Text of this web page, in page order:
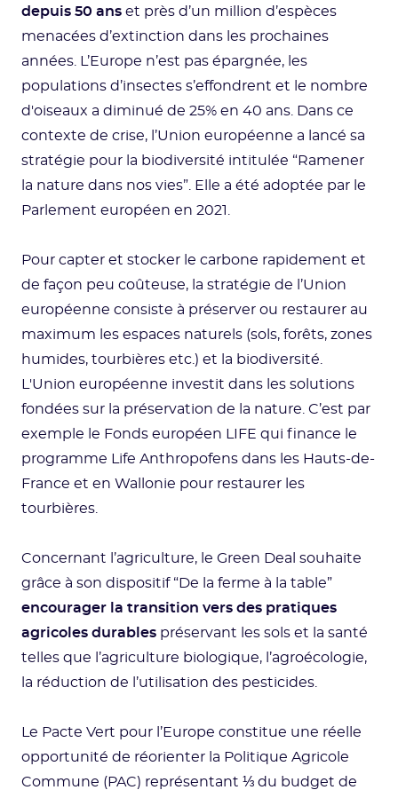
depuis 50 ans et près d’un million d’espèces
menacées d’extinction dans les prochaines
années. L’Europe n’est pas épargnée, les
populations d’insectes s’effondrent et le nombre
d'oiseaux a diminué de 25% en 40 ans. Dans ce
contexte de crise, l’Union européenne a lancé sa
stratégie pour la biodiversité intitulée “Ramener
la nature dans nos vies”. Elle a été adoptée par le
Parlement européen en 2021.
Pour capter et stocker le carbone rapidement et
de façon peu coûteuse, la stratégie de l’Union
européenne consiste à préserver ou restaurer au
maximum les espaces naturels (sols, forêts, zones
humides, tourbières etc.) et la biodiversité.
L'Union européenne investit dans les solutions
fondées sur la préservation de la nature. C’est par
exemple le Fonds européen LIFE qui finance le
programme Life Anthropofens dans les Hauts-de-
France et en Wallonie pour restaurer les
tourbières.
Concernant l’agriculture, le Green Deal souhaite
grâce à son dispositif “De la ferme à la table”
encourager la transition vers des pratiques
agricoles durables préservant les sols et la santé
telles que l’agriculture biologique, l’agroécologie,
la réduction de l’utilisation des pesticides.
Le Pacte Vert pour l’Europe constitue une réelle
opportunité de réorienter la Politique Agricole
Commune (PAC) représentant ⅓ du budget de